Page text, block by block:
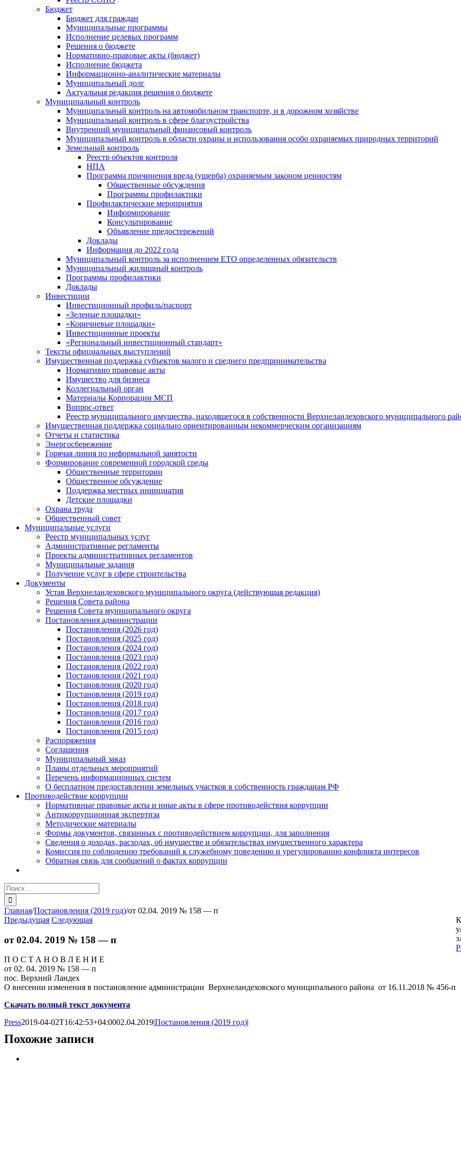
Бюджет
Бюджет для граждан
Муниципальные программы
Исполнение целевых программ
Решения о бюджете
Нормативно-правовые акты (бюджет)
Исполнение бюджета
Информационно-аналитические материалы
Муниципальный долг
Актуальная редакция решения о бюджете
Муниципальный контроль
Муниципальный контроль на автомобильном транспорте, и в дорожном хозяйстве
Муниципальный контроль в сфере благоустройства
Внутренний муниципальный финансовый контроль
Муниципальный контроль в области охраны и использования особо охраняемых природных территорий
Земельный контроль
Реестр объектов контроля
НПА
Программа причинения вреда (ущерба) охраняемым законом ценностям
Общественные обсуждения
Программы профилактики
Профилактические мероприятия
Информирование
Консультирование
Объявление предостережений
Доклады
Информация до 2022 года
Муниципальный контроль за исполнением ЕТО определенных обязательств
Муниципальный жилищный контроль
Программы профилактики
Доклады
Инвестиции
Инвестиционный профиль/паспорт
«Зеленые площадки»
«Коричневые площадки»
Инвестиционные проекты
«Региональный инвестиционный стандарт»
Тексты официальных выступлений
Имущественная поддержка субъектов малого и среднего предпринимательства
Нормативно правовые акты
Имущество для бизнеса
Коллегиальный орган
Материалы Корпорации МСП
Вопрос-ответ
Реестр муниципального имущества, находящегося в собственности Верхнеландеховского муниципального
Имущественная поддержка социально ориентированным некоммерческим организациям
Отчеты и статистика
Энергосбережение
Горячая линия по неформальной занятости
Формирование современной городской среды
Общественные территории
Общественное обсуждение
Поддержка местных иннициатив
Детские площадки
Охрана труда
Общественный совет
Муниципальные услуги
Реестр муниципальных услуг
Административные регламенты
Проекты административных регламентов
Муниципальные задания
Получение услуг в сфере строительства
Документы
Устав Верхнеландеховского муниципального округа (действующая редакция)
Решения Совета района
Решения Совета муниципального округа
Постановления администрации
Постановления (2026 год)
Постановления (2025 год)
Постановления (2024 год)
Постановления (2023 год)
Постановления (2022 год)
Постановления (2021 год)
Постановления (2020 год)
Постановления (2019 год)
Постановления (2018 год)
Постановления (2017 год)
Постановления (2016 год)
Постановления (2015 год)
Распоряжения
Соглашения
Муниципальный заказ
Планы отдельных мероприятий
Перечень информационных систем
О бесплатном предоставлении земельных участков в собственность гражданам РФ
Противодействие коррупции
Нормативные правовые акты и иные акты в сфере противодействия коррупции
Антикоррупционная экспертиза
Методические материалы
Формы документов, связанных с противодействием коррупции, для заполнения
Сведения о доходах, расходах, об имуществе и обязательствах имущественного характера
Комиссия по соблюдению требований к служебному поведению и урегулированию конфликта интересов
Обратная связь для сообщений о фактах коррупции
Результат
поиска:
Главная/Постановления (2019 год)/от 02.04. 2019 № 158 — п
Предыдущая Следующая
от 02.04. 2019 № 158 — п
П О С Т А Н О В Л Е Н И Е
от 02. 04. 2019 № 158 — п
пос. Верхний Ландех
О внесении изменения в постановление администрации Верхнеландеховского муниципального района от 16.11.2018 № 456-п
Скачать полный текст документа
Press2019-04-02T16:42:53+04:0002.04.2019|Постановления (2019 год)|
Похожие записи